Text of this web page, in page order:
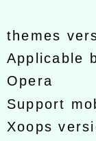
themes
Applicable
Opera
Support
Xoops